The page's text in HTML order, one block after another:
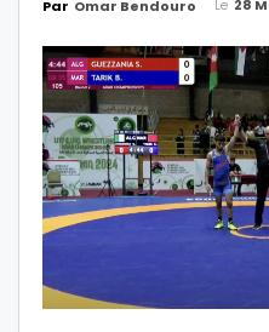
Par Omar Bendouro Le 28